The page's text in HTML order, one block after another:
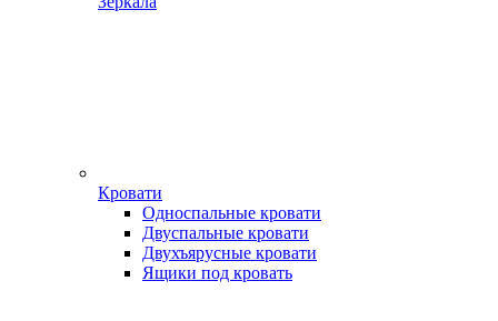
Кровати
Односпальные кровати
Двуспальные кровати
Двухъярусные кровати
Ящики под кровать